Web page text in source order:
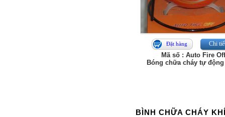
Đặt hàng Chi
Mã số : Auto Fire Off
Bóng chữa cháy tự động
BÌNH CHỮA CHÁY